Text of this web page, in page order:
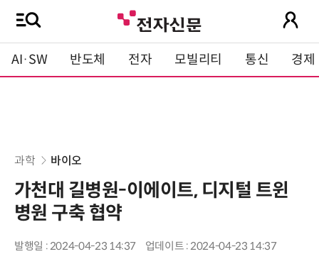
AI·SW 반도체 전자 모빌리티 통신 경제
과학 바이오
가천대 길병원-이에이트, 디지털 트윈
병원 구축 협약
발행일 : 2024-04-23 14:37 업데이트 : 2024-04-23 14:37